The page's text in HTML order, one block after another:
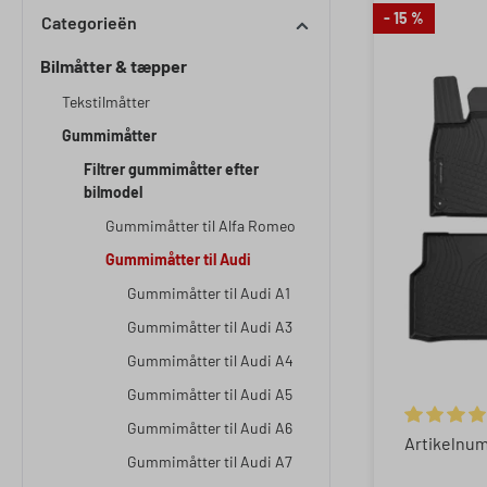
Categorieën
Bilmåtter & tæpper
Tekstilmåtter
Gummimåtter
Filtrer gummimåtter efter
bilmodel
Gummimåtter til Alfa Romeo
Gummimåtter til Audi
Gummimåtter til Audi A1
Gummimåtter til Audi A3
Gummimåtter til Audi A4
Gummimåtter til Audi A5
Gummimåtter til Audi A6
Gummimåtter til Audi A7
- 15 %